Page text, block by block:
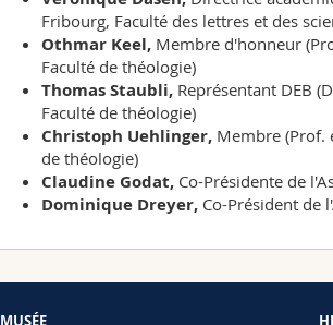
Fribourg, Faculté des lettres et des
Othmar Keel, Membre d'honneur
Faculté de théologie)
Thomas Staubli, Représentant DEB
Faculté de théologie)
Christoph Uehlinger, Membre (Prof.
de théologie)
Claudine Godat, Co-Présidente de
Dominique Dreyer, Co-Président de
MUSÉE